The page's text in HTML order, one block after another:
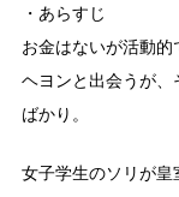
・あらすじ
お金はないが活動
ヘヨンと出会うが、
ばかり。
女子学生のソリが